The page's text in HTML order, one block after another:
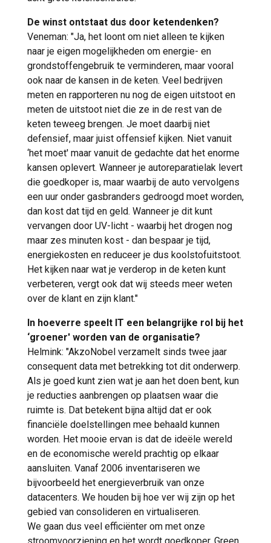
De winst ontstaat dus door ketendenken?
Veneman: "Ja, het loont om niet alleen te kijken
naar je eigen mogelijkheden om energie- en
grondstoffengebruik te verminderen, maar vooral
ook naar de kansen in de keten. Veel bedrijven
meten en rapporteren nu nog de eigen uitstoot en
meten de uitstoot niet die ze in de rest van de
keten teweeg brengen. Je moet daarbij niet
defensief, maar juist offensief kijken. Niet vanuit
‘het moet' maar vanuit de gedachte dat het enorme
kansen oplevert. Wanneer je autoreparatielak levert
die goedkoper is, maar waarbij de auto vervolgens
een uur onder gasbranders gedroogd moet worden,
dan kost dat tijd en geld. Wanneer je dit kunt
vervangen door UV-licht - waarbij het drogen nog
maar zes minuten kost - dan bespaar je tijd,
energiekosten en reduceer je dus koolstofuitstoot.
Het kijken naar wat je verderop in de keten kunt
verbeteren, vergt ook dat wij steeds meer weten
over de klant en zijn klant."
In hoeverre speelt IT een belangrijke rol bij het
‘groener' worden van de organisatie?
Helmink: "AkzoNobel verzamelt sinds twee jaar
consequent data met betrekking tot dit onderwerp.
Als je goed kunt zien wat je aan het doen bent, kun
je reducties aanbrengen op plaatsen waar die
ruimte is. Dat betekent bijna altijd dat er ook
financiële doelstellingen mee behaald kunnen
worden. Het mooie ervan is dat de ideële wereld
en de economische wereld prachtig op elkaar
aansluiten. Vanaf 2006 inventariseren we
bijvoorbeeld het energieverbruik van onze
datacenters. We houden bij hoe ver wij zijn op het
gebied van consolideren en virtualiseren.
We gaan dus veel efficiënter om met onze